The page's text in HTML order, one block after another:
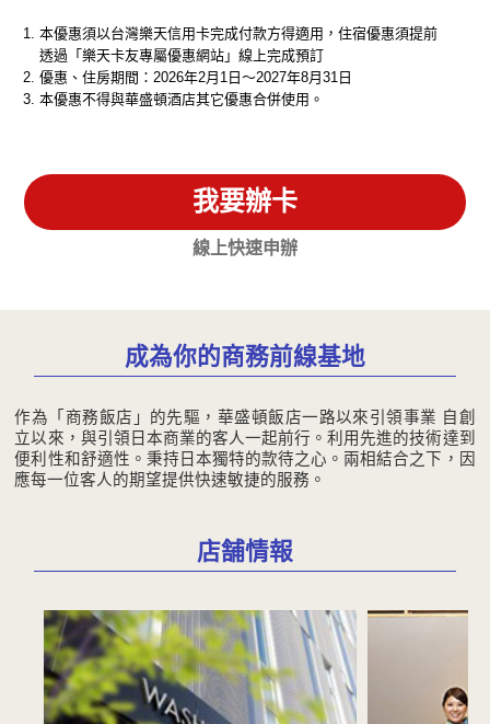
本優惠須以台灣樂天信用卡完成付款方得適用，住宿優惠須提前
透過「樂天卡友專屬優惠網站」線上完成預訂
優惠、住房期間：2026年2月1日～2027年8月31日
本優惠不得與華盛頓酒店其它優惠合併使用。
我要辦卡
線上快速申辦
成為你的商務前線基地
作為「商務飯店」的先驅，華盛頓飯店一路以來引領事業 自創
立以來，與引領日本商業的客人一起前行。利用先進的技術達到
便利性和舒適性。秉持日本獨特的款待之心。兩相結合之下，因
應每一位客人的期望提供快速敏捷的服務。
店舗情報